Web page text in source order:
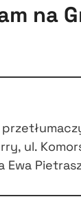
na
ul.
Ewa